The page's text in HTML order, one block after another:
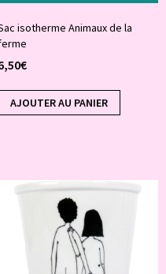
isotherme Animaux de la
€
AJOUTER AU PANIER